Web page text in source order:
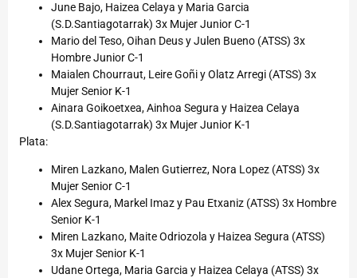
June Bajo, Haizea Celaya y Maria Garcia
(S.D.Santiagotarrak) 3x Mujer Junior C-1
Mario del Teso, Oihan Deus y Julen Bueno (ATSS) 3x
Hombre Junior C-1
Maialen Chourraut, Leire Goñi y Olatz Arregi (ATSS) 3x
Mujer Senior K-1
Ainara Goikoetxea, Ainhoa Segura y Haizea Celaya
(S.D.Santiagotarrak) 3x Mujer Junior K-1
Plata:
Miren Lazkano, Malen Gutierrez, Nora Lopez (ATSS) 3x
Mujer Senior C-1
Alex Segura, Markel Imaz y Pau Etxaniz (ATSS) 3x Hombre
Senior K-1
Miren Lazkano, Maite Odriozola y Haizea Segura (ATSS)
3x Mujer Senior K-1
Udane Ortega, Maria Garcia y Haizea Celaya (ATSS) 3x